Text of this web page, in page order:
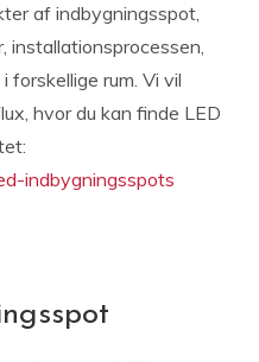
af indbygningsspot,
installationsprocessen,
forskellige rum. Vi vil
hvor du kan finde LED
indbygningsspots